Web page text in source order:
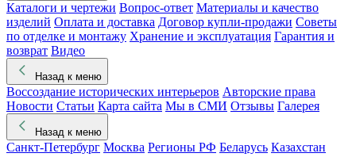
Каталоги и чертежи Вопрос-ответ Материалы и качество
изделий Оплата и доставка Договор купли-продажи Советы
по отделке и монтажу Хранение и эксплуатация Гарантия и
возврат Видео
Назад к меню
Воссоздание исторических интерьеров Авторские права
Новости Статьи Карта сайта Мы в СМИ Отзывы Галерея
Назад к меню
Санкт-Петербург Москва Регионы РФ Беларусь Казахстан